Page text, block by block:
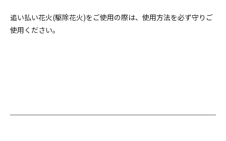
追い払い花火(駆除花火)をご使用の際は、使用方法を必ず守りご
使用ください。